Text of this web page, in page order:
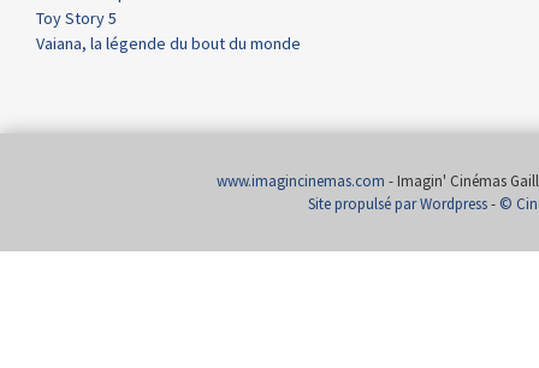
Toy Story 5
Vaiana, la légende du bout du monde
www.imagincinemas.com - Imagin' Cinémas
Site propulsé par Wordpress- ©